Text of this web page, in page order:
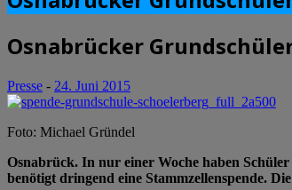
Osnabrücker
Presse - 24. Juni 2015
Foto: Michael Gründel
Osnabrück. In nur einer Woche haben
benötigt dringend eine Stammzellenspende.